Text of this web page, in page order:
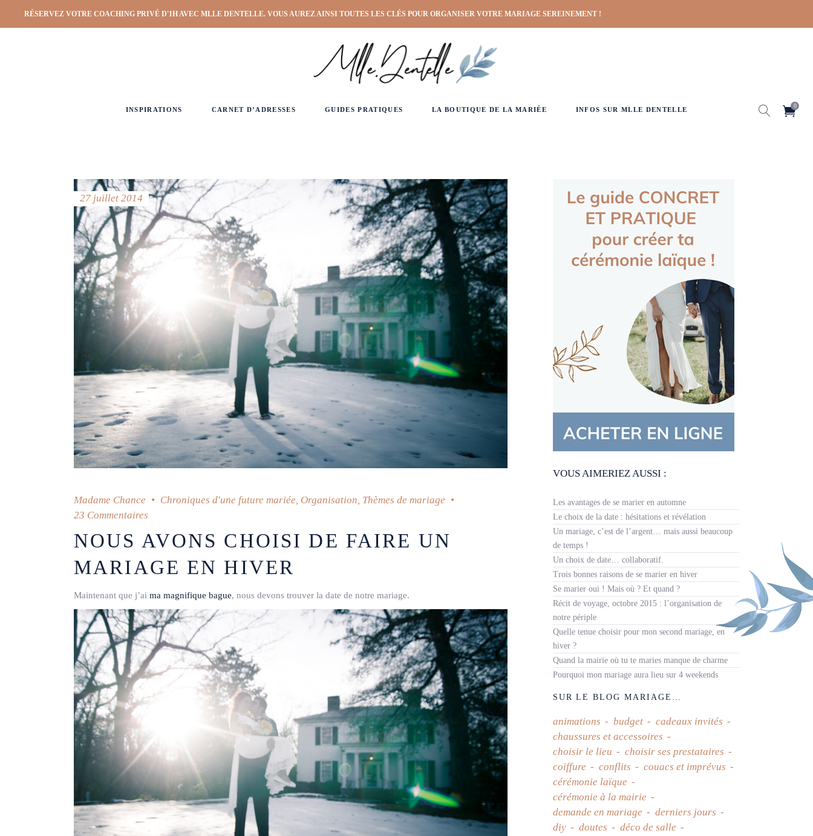
RÉSERVEZ VOTRE COACHING PRIVÉ D'1H AVEC MLLE DENTELLE. VOUS AUREZ AINSI TOUTES LES CLÉS POUR ORGANISER VOTRE MARIAGE SEREINEMENT !
INSPIRATIONS CARNET D’ADRESSES GUIDES PRATIQUES LA BOUTIQUE DE LA MARIÉE INFOS SUR MLLE DENTELLE
0
27 juillet 2014
Madame Chance Chroniques d'une future mariée, Organisation, Thèmes de mariage
23 Commentaires
NOUS AVONS CHOISI DE FAIRE UN
MARIAGE EN HIVER
Maintenant que j’ai ma magnifique bague, nous devons trouver la date de notre mariage.
VOUS AIMERIEZ AUSSI :
Les avantages de se marier en automne
Le choix de la date : hésitations et révélation
Un mariage, c’est de l’argent… mais aussi beaucoup
de temps !
Un choix de date… collaboratif.
Trois bonnes raisons de se marier en hiver
Se marier oui ! Mais où ? Et quand ?
Récit de voyage, octobre 2015 : l’organisation de
notre périple
Quelle tenue choisir pour mon second mariage, en
hiver ?
Quand la mairie où tu te maries manque de charme
Pourquoi mon mariage aura lieu sur 4 weekends
SUR LE BLOG MARIAGE…
animations budget
cadeaux invités
chaussures et accessoires
choisir le lieu
choisir ses prestataires
coiffure
conflits
couacs et imprévus
cérémonie laïque
cérémonie à la mairie
demande en mariage
derniers jours
diy
doutes
déco de salle